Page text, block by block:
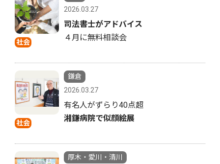
社会
2026.03.27
司法書士がアドバイス
４月に無料相談会
社会
鎌倉
2026.03.27
有名人がずらり40点超
湘鎌病院で似顔絵展
厚木・愛川・清川